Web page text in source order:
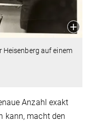
Heisenberg auf einem
Anzahl exakt
kann, macht den